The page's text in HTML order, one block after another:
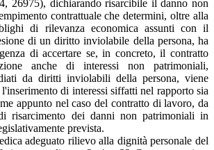
26975), dichiarando risarcibile il danno non
contrattuale che determini, oltre alla
di rilevanza economica assunti con il
di un diritto inviolabile della persona, ha
di accertare se, in concreto, il contratto
anche di interessi non patrimoniali,
da diritti inviolabili della persona, viene
di interessi siffatti nel rapporto sia
appunto nel caso del contratto di lavoro, da
risarcimento dei danni non patrimoniali in
prevista.
adeguato rilievo alla dignità personale del